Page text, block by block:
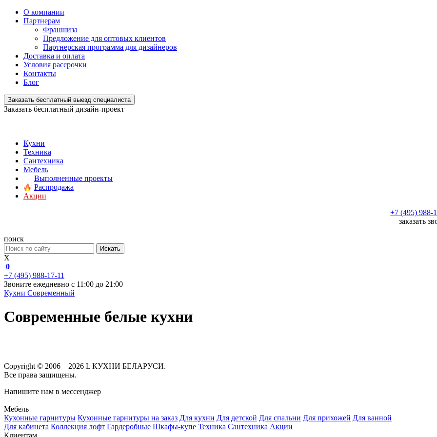
О компании
Партнерам
Франшиза
Предложение для оптовых клиентов
Партнерская программа для дизайнеров
Доставка и оплата
Условия рассрочки
Контакты
Блог
Заказать бесплатный выезд специалиста
Заказать бесплатный дизайн-проект
Кухни
Техника
Сантехника
Мебель
Выполненные проекты
Распродажа
Акции
+7 (495) 988-
заказать
поиск
Искать
X
0
+7 (495) 988-17-11
Звоните ежедневно с 11:00 до 21:00
Кухни Современный
Современные белые кухни
Copyright © 2006 – 2026 L КУХНИ БЕЛАРУСИ.
Все права защищены.
Напишите нам в мессенджер
Мебель
Кухонные гарнитуры Кухонные гарнитуры на заказ Для кухни Для детской Для спальни Для прихожей Для ванной
Для кабинета Коллекция лофт Гардеробные Шкафы-купе Техника Сантехника Акции
Клиентам